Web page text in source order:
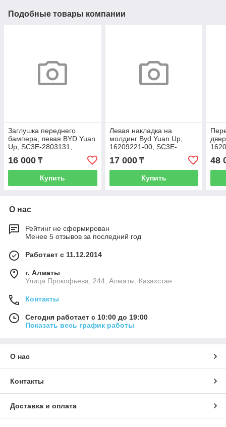
Подобные товары компании
Заглушка переднего
бампера, левая BYD Yuan
Up, SC3E-2803131,
16 000 ₸
Купить
Левая накладка на
молдинг Byd Yuan Up,
16209221-00, SC3E-
17 000₸
Купить
48
О нас
Рейтинг не сформирован
Менее 5 отзывов за последний год
Работает с 11.12.2014
г. Алматы
​Улица Прокофьева, 244, Алматы, Казахстан
Контакты
Сегодня работает с 10:00 до 19:00
Показать весь график работы
О нас
Контакты
Доставка и оплата